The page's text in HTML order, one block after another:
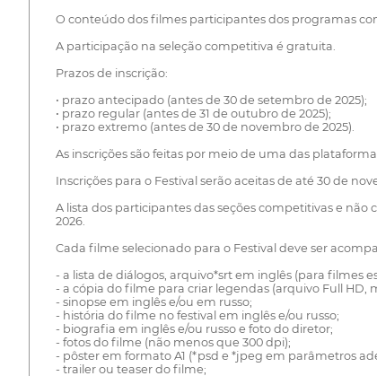
O conteúdo dos filmes participantes dos programas
A participação na seleção competitiva é gratuita.
Prazos de inscrição:
• prazo antecipado (antes de 30 de setembro de 2025);
• prazo regular (antes de 31 de outubro de 2025);
• prazo extremo (antes de 30 de novembro de 2025).
As inscrições são feitas por meio de uma das
Inscrições para o Festival serão aceitas de até 30 de
A lista dos participantes das seções competitivas e
2026.
Cada filme selecionado para o Festival deve ser
- a lista de diálogos, arquivo*srt em inglês (para filmes
- a cópia do filme para criar legendas (arquivo Full HD,
- sinopse em inglês e/ou em russo;
- história do filme no festival em inglês e/ou russo;
- biografia em inglês e/ou russo e foto do diretor;
- fotos do filme (não menos que 300 dpi);
- pôster em formato A1 (*psd e *jpeg em parâmetros
- trailer ou teaser do filme;